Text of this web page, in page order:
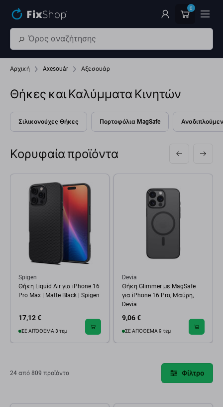
0
Αρχική Axesouár Αξεσουάρ
Θήκες και Καλύμματα Κινητών
Σιλικονούχες Θήκες Πορτοφόλια MagSafe
Κορυφαία προϊόντα
Spigen
Θήκη Liquid Air για iPhone 16
Pro Max | Matte Black | Spigen
17,12 €
ΣΕ ΑΠΌΘΕΜΑ 3 τεμ
Devia
Θήκη Glimmer με MagSafe
για iPhone 16 Pro, Μαύρη,
Devia
9,06 €
ΣΕ ΑΠΌΘΕΜΑ 9 τεμ
24 από 809 προϊόντα Φίλτρο